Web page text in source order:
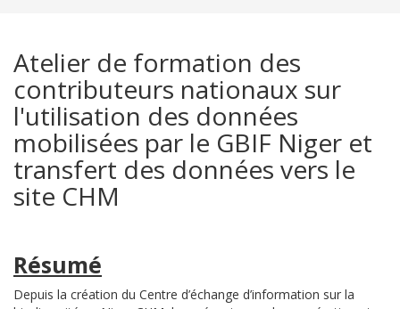
Atelier de formation des
contributeurs nationaux sur
l'utilisation des données
mobilisées par le GBIF Niger et
transfert des données vers le
site CHM
Résumé
Depuis la création du Centre d’échange d’information sur la